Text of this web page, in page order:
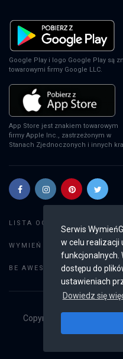
Serwis
w celu realizacji
funkcjonalnych.
dostępu do
ustawieniach
Dowiedz się
Google Play i logo Google Play są
towarowymi firmy Google LLC.
App Store jest znakiem towarowym
firmy Apple Inc., zastrzeżonym w
Stanach Zjednoczonych i innych
LISTA OGŁOSZEŃ:
WYMIEŃ GRY: Dodaj
BE AWESOME: Weryfikacja
Copyright © 2019 - 2026